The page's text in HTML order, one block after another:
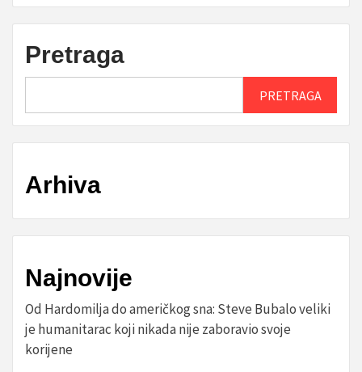
Pretraga
PRETRAGA
Arhiva
Najnovije
Od Hardomilja do američkog sna: Steve Bubalo veliki
je humanitarac koji nikada nije zaboravio svoje
korijene